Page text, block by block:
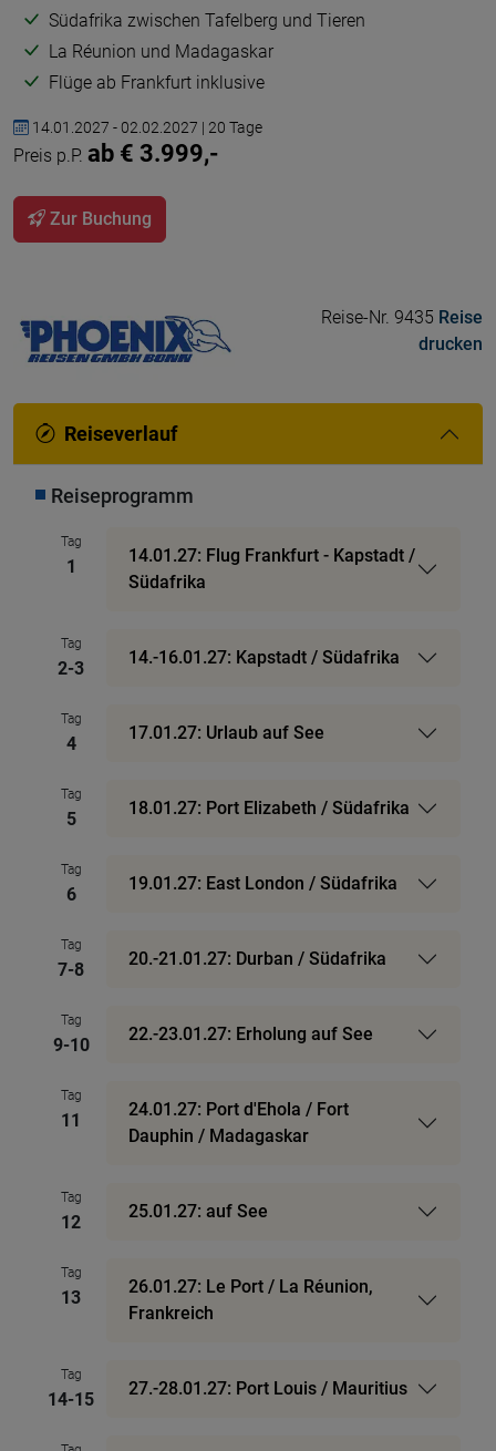
Südafrika zwischen Tafelberg und Tieren
La Réunion und Madagaskar
Flüge ab Frankfurt inklusive
14.01.2027 - 02.02.2027 | 20 Tage
Preis p.P. ab € 3.999,-
Zur Buchung
Reise-Nr. 9435 Reise
drucken
Reiseverlauf
Reiseprogramm
Tag
1
14.01.27: Flug Frankfurt - Kapstadt /
Südafrika
Tag
2-3
14.-16.01.27: Kapstadt / Südafrika
Tag
4
17.01.27: Urlaub auf See
Tag
5
18.01.27: Port Elizabeth / Südafrika
Tag
6
19.01.27: East London / Südafrika
Tag
7-8
20.-21.01.27: Durban / Südafrika
Tag
9-10
22.-23.01.27: Erholung auf See
Tag
11
24.01.27: Port d'Ehola / Fort
Dauphin / Madagaskar
Tag
12
25.01.27: auf See
Tag
13
26.01.27: Le Port / La Réunion,
Frankreich
Tag
14-15
27.-28.01.27: Port Louis / Mauritius